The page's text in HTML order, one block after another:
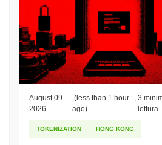
August 09
2026
(less than 1 hour
ago)
3
lettura
TOKENIZATION HONG KONG